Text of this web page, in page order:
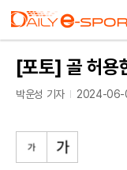
[포토] 골 허용
박운성 기자 2024-06-